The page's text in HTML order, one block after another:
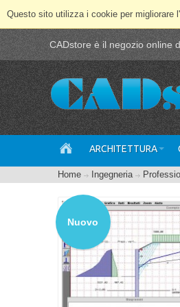
Questo sito utilizza i cookie per migliorare
CADstore è il negozio online
ARCHITETTURA
Home Ingegneria
Nuovo